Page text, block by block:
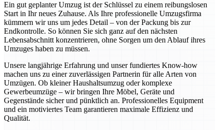
Ein gut geplanter Umzug ist der Schlüssel zu einem reibungslosen
Start in Ihr neues Zuhause. Als Ihre professionelle Umzugsfirma
kümmern wir uns um jedes Detail – von der Packung bis zur
Endkontrolle. So können Sie sich ganz auf den nächsten
Lebensabschnitt konzentrieren, ohne Sorgen um den Ablauf ihres
Umzuges haben zu müssen.
Unsere langjährige Erfahrung und unser fundiertes Know-how
machen uns zu einer zuverlässigen Partnerin für alle Arten von
Umzügen. Ob kleiner Haushaltsumzug oder komplexe
Gewerbeumzüge – wir bringen Ihre Möbel, Geräte und
Gegenstände sicher und pünktlich an. Professionelles Equipment
und ein motiviertes Team garantieren maximale Effizienz und
Qualität.